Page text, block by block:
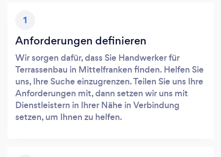
1
Anforderungen definieren
Wir sorgen dafür, dass Sie Handwerker für
Terrassenbau in Mittelfranken finden. Helfen Sie
uns, Ihre Suche einzugrenzen. Teilen Sie uns Ihre
Anforderungen mit, dann setzen wir uns mit
Dienstleistern in Ihrer Nähe in Verbindung
setzen, um Ihnen zu helfen.